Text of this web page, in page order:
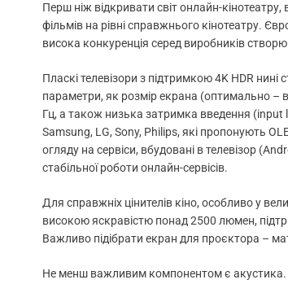
Перш ніж відкривати світ онлайн-
фільмів на рівні справжнього кінотеатру.
висока конкуренція серед виробників
Пласкі телевізори з підтримкою 4K HDR
параметри, як розмір екрана (оптимально –
Гц, а також низька затримка введення (input
Samsung, LG, Sony, Philips, які пропонують
огляду на сервіси, вбудовані в телевізор
стабільної роботи онлайн-сервісів.
Для справжніх цінителів кіно, особливо у
високою яскравістю понад 2500 люмен,
Важливо підібрати екран для проєктора –
Не менш важливим компонентом є акустика.